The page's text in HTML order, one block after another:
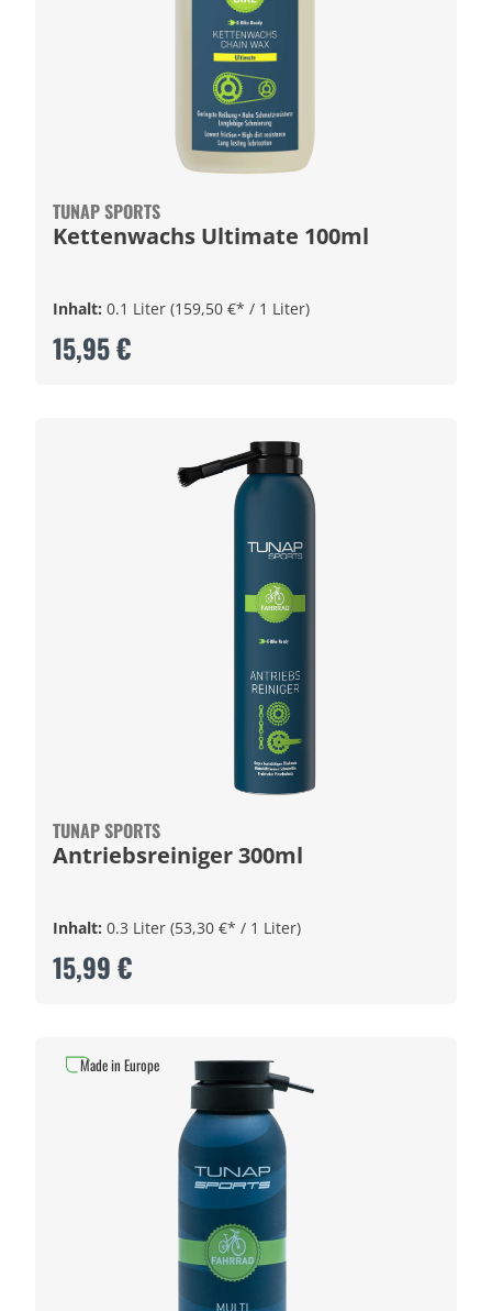
TUNAP SPORTS
Kettenwachs Ultimate 100ml
Inhalt: 0.1 Liter (159,50 €* / 1 Liter)
15,95 €
TUNAP SPORTS
Antriebsreiniger 300ml
Inhalt: 0.3 Liter (53,30 €* / 1 Liter)
15,99 €
Made in Europe